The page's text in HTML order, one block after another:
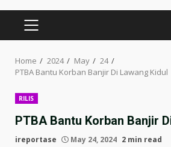
PRIMARY
Home 2024 May
24
PTBA Bantu Korban Banjir Di Lawang Kidul
RILIS
PTBA Bantu Korban Banjir
ireportase May 24, 2024 2 min read